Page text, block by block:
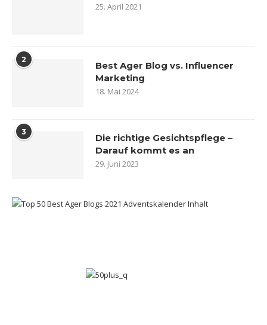
25. April 2021
2
Best Ager Blog vs. Influencer
Marketing
18. Mai 2024
3
Die richtige Gesichtspflege –
Darauf kommt es an
29. Juni 2023